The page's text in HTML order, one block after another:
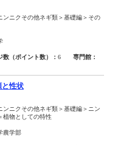
ンニクその他ネギ類＞基礎編＞その
数（ポイント数）： 6
専門館：
性状
ンニクその他ネギ類＞基礎編＞ニン
植物としての特性
農学部